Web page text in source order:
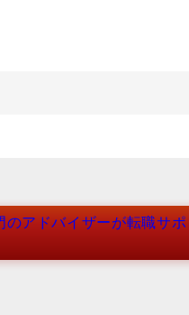
のアドバイザーが転職サポ